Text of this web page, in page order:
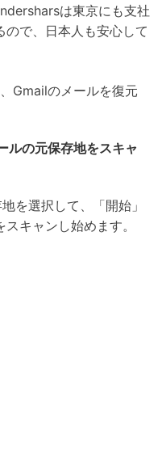
は東京にも支社
で、日本人も安心して
Gmailのメールを復元
の元保存地をスキャ
を選択して、「開始」
キャンし始めます。